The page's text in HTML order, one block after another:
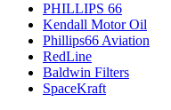
PHILLIPS 66
Kendall Motor Oil
Phillips66 Aviation
RedLine
Baldwin Filters
SpaceKraft